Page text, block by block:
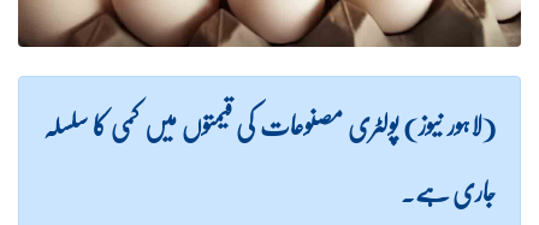
(لاہور نیوز) پولٹری مصنوعات کی قیمتوں میں کمی کا سلسلہ
جاری ہے۔